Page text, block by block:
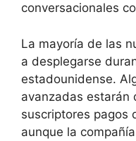
conversacionales
La mayoría de las
a desplegarse
estadounidense.
avanzadas estarán
suscriptores pagos
aunque la